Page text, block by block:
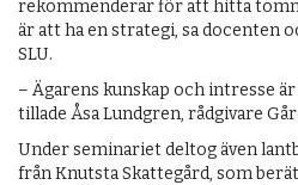
rekommenderar för att hitta
är att ha en strategi, sa docenten
SLU.
– Ägarens kunskap och intresse
tillade Åsa Lundgren, rådgivare
Under seminariet deltog även
från Knutsta Skattegård, som